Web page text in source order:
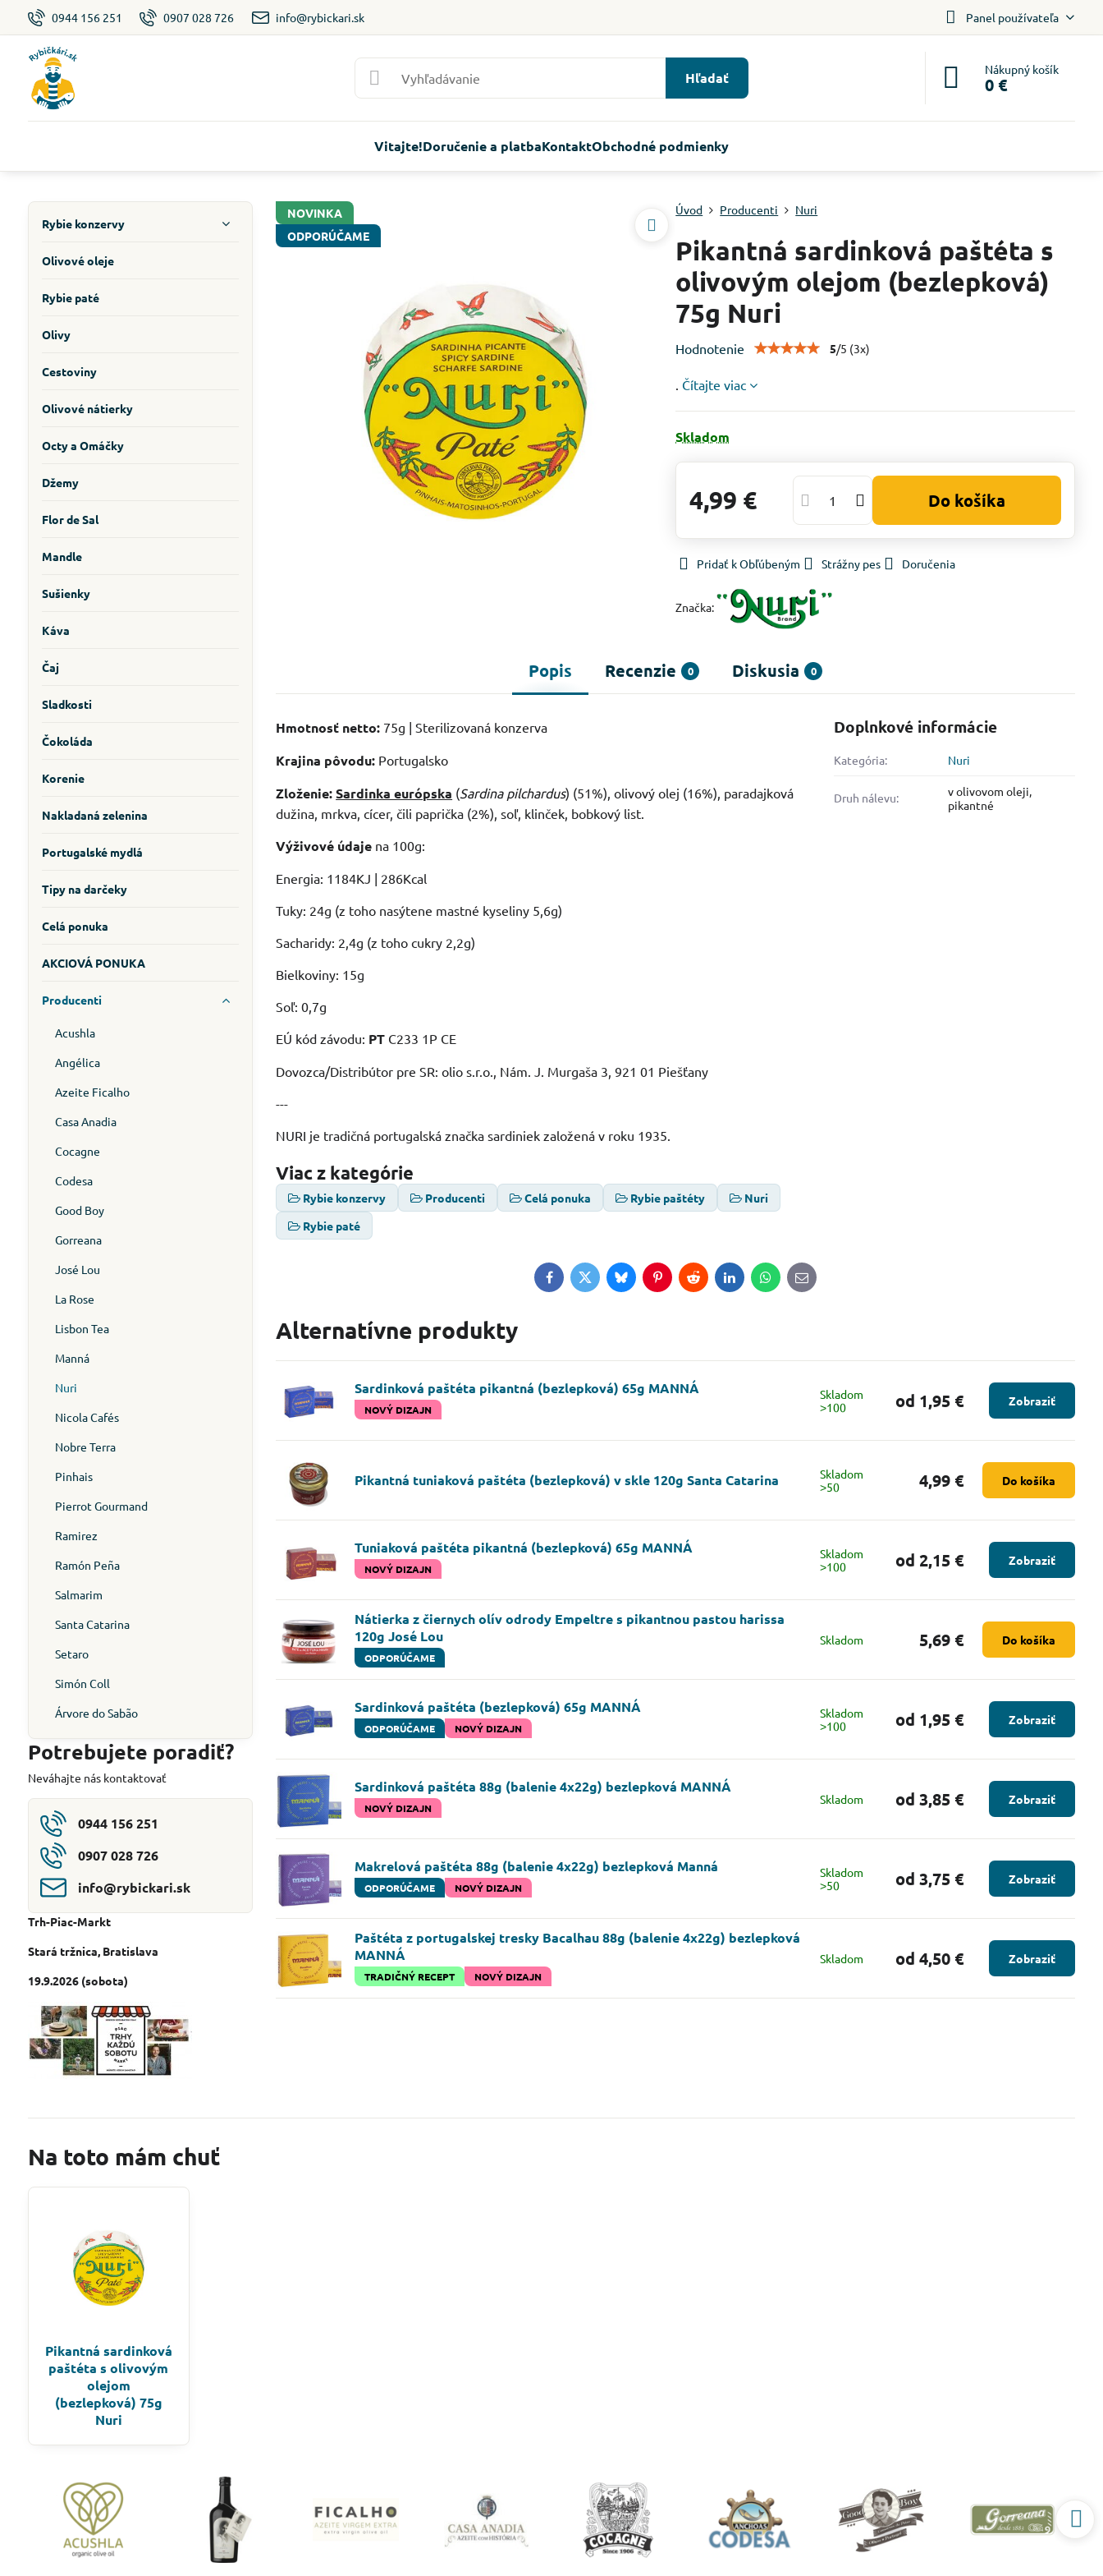
0944 156 251 0907 028 726 info@rybickari.sk Panel používateľa
Hľadať Nákupný košík
0 €
Vitajte!Doručenie a platbaKontaktObchodné podmienky
NOVINKA
ODPORÚČAME
Úvod Producenti Nuri
Pikantná sardinková paštéta s
olivovým olejom (bezlepková)
75g Nuri
Hodnotenie 5/5 (3x)
. Čítajte viac
Skladom
4,99 € Do košíka
Pridať k Obľúbeným Strážny pes Doručenia
Značka:
Popis Recenzie 0 Diskusia 0
Hmotnosť netto: 75g | Sterilizovaná konzerva
Krajina pôvodu: Portugalsko
Zloženie:Sardinka európska (Sardina pilchardus) (51%), olivový olej (16%), paradajková
dužina, mrkva, cícer, čili paprička (2%), soľ, klinček, bobkový list.
Výživové údaje na 100g:
Energia: 1184KJ | 286Kcal
Tuky: 24g (z toho nasýtene mastné kyseliny 5,6g)
Sacharidy: 2,4g (z toho cukry 2,2g)
Bielkoviny: 15g
Soľ: 0,7g
EÚ kód závodu: PT C233 1P CE
Dovozca/Distribútor pre SR: olio s.r.o., Nám. J. Murgaša 3, 921 01 Piešťany
---
NURI je tradičná portugalská značka sardiniek založená v roku 1935.
Viac z kategórie
Rybie konzervy Producenti Celá ponuka Rybie paštéty
Nuri
Rybie paté
Doplnkové informácie
Kategória: Nuri
Druh nálevu:
v olivovom oleji,
pikantné
FacebookTwitterBlueskyPinterestRedditLinkedInWhatsApp
E-
mail
Alternatívne produkty
Sardinková paštéta pikantná (bezlepková) 65g MANNÁ
NOVÝ DIZAJN
Skladom
˃100
od 1,95 € Zobraziť
Pikantná tuniaková paštéta (bezlepková) v skle 120g Santa Catarina
Skladom
˃50
4,99 € Do košíka
Tuniaková paštéta pikantná (bezlepková) 65g MANNÁ
NOVÝ DIZAJN
Skladom
˃100
od 2,15 € Zobraziť
Nátierka z čiernych olív odrody Empeltre s pikantnou pastou harissa
120g José Lou
ODPORÚČAME
Skladom 5,69 € Do košíka
Sardinková paštéta (bezlepková) 65g MANNÁ
ODPORÚČAME NOVÝ DIZAJN
Skladom
˃100
od 1,95 € Zobraziť
Sardinková paštéta 88g (balenie 4x22g) bezlepková MANNÁ
NOVÝ DIZAJN
Skladom od 3,85 € Zobraziť
Makrelová paštéta 88g (balenie 4x22g) bezlepková Manná
ODPORÚČAME NOVÝ DIZAJN
Skladom
˃50
od 3,75 € Zobraziť
Paštéta z portugalskej tresky Bacalhau 88g (balenie 4x22g) bezlepková
MANNÁ
TRADIČNÝ RECEPT NOVÝ DIZAJN
Skladom od 4,50 € Zobraziť
Rybie konzervy
Olivové oleje
Rybie paté
Olivy
Cestoviny
Olivové nátierky
Octy a Omáčky
Džemy
Flor de Sal
Mandle
Sušienky
Káva
Čaj
Sladkosti
Čokoláda
Korenie
Nakladaná zelenina
Portugalské mydlá
Tipy na darčeky
Celá ponuka
AKCIOVÁ PONUKA
Producenti
Acushla
Angélica
Azeite Ficalho
Casa Anadia
Cocagne
Codesa
Good Boy
Gorreana
José Lou
La Rose
Lisbon Tea
Manná
Nuri
Nicola Cafés
Nobre Terra
Pinhais
Pierrot Gourmand
Ramirez
Ramón Peña
Salmarim
Santa Catarina
Setaro
Simón Coll
Árvore do Sabão
Potrebujete poradiť?
Neváhajte nás kontaktovať
0944 156 251
0907 028 726
info​@rybickari​.sk
Trh-Piac-Markt
Stará tržnica, Bratislava
19.9.2026 (sobota)
Na toto mám chuť
Pikantná sardinková
paštéta s olivovým
olejom
(bezlepková) 75g
Nuri